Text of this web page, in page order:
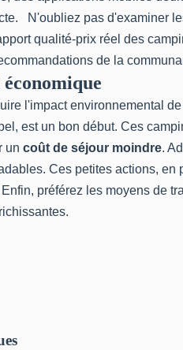
N'oubliez pas d'examiner
qualité-prix réel des
de la
l'impact environnemental
est un bon début. Ces
un coût de séjour moindre.
Ces petites actions,
préférez les moyens de